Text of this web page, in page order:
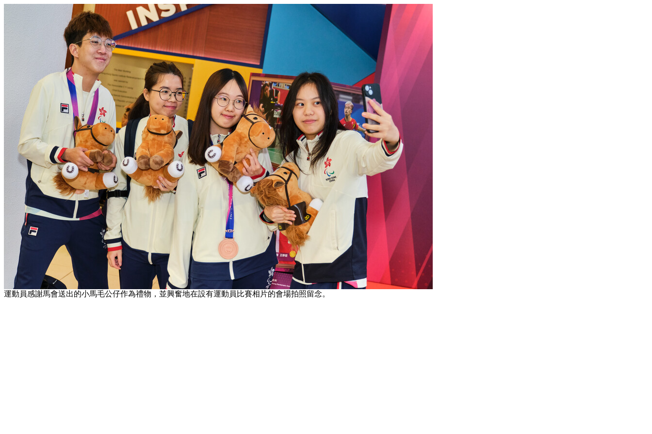
運動員感謝馬會送出的小馬毛公仔作為禮物，並興奮地在設有運動員比賽相片的會場拍照留念。